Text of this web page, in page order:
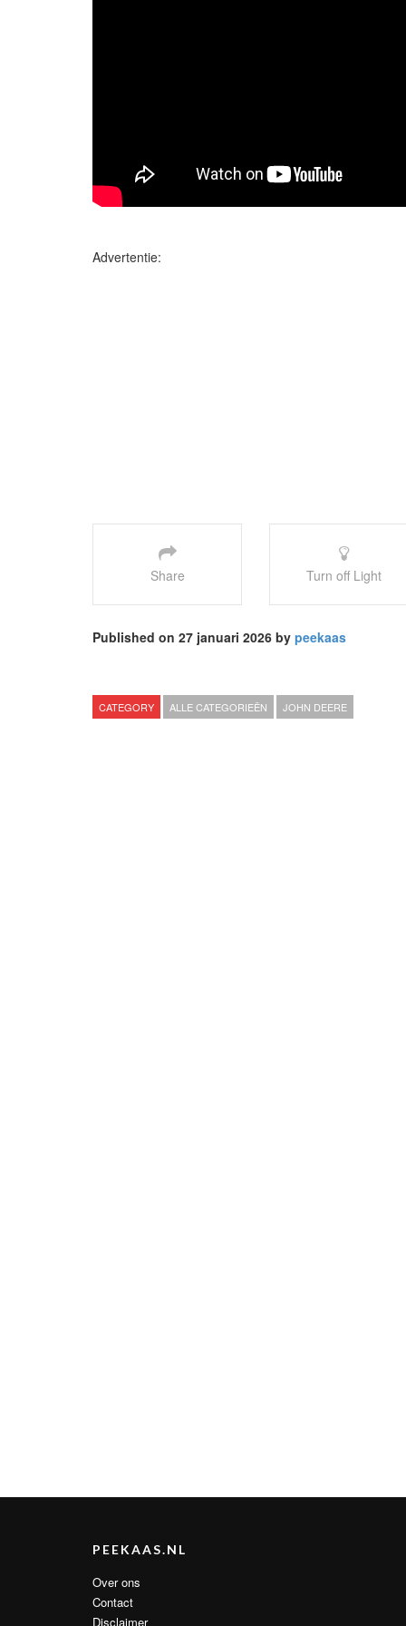
Advertentie:
Share Turn off Light
Published on 27 januari 2026 by peekaas
CATEGORY ALLE CATEGORIEËN JOHN DEERE
PEEKAAS.NL
Over ons
Contact
Disclaimer